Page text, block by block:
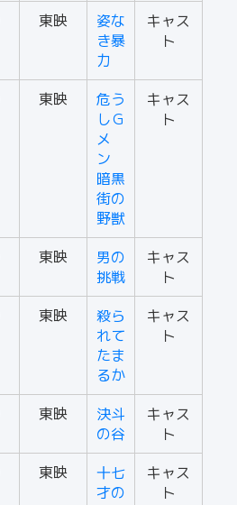
東映
姿な
き暴
力
キャス
ト
東映
危う
しＧ
メ
ン
暗黒
街の
野獣
キャス
ト
東映
男の
挑戦
キャス
ト
東映
殺ら
れて
たま
るか
キャス
ト
東映
決斗
の谷
キャス
ト
東映
十七
才の
キャス
ト